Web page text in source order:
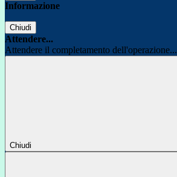
Informazione
Chiudi
Attendere...
Attendere il completamento dell'operazione...
Chiudi